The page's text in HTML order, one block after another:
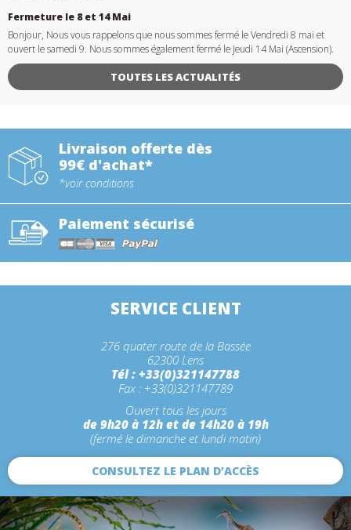
Fermeture le 8 et 14 Mai
Bonjour, Nous vous rappelons que nous sommes fermé le Vendredi 8 mai et
ouvert le samedi 9. Nous sommes également fermé le Jeudi 14 Mai (Ascension).
TOUTES LES ACTUALITÉS
Livraison offerte dès
99€ d'achat*
*voir conditions
Paiement sécurisé
SERVICE CLIENT
276 quater route de la Bassée
62300 Lens
Tél : +33(0)321147788
Fax : +33(0)321147789
Ouvert tous les jours
de 9h20 à 12h et de 14h20 à 19h
(fermé le dimanche et lundi matin)
CONSULTEZ LE PLAN D’ACCÈS